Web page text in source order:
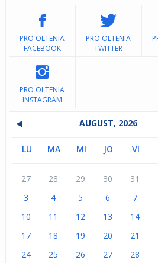
PRO OLTENIA
FACEBOOK
PRO OLTENIA
TWITTER
PRO OLTENIA
INSTAGRAM
◀ AUGUST, 2026
LU MA MI JO VI
27 28 29 30 31
3
4 5 6 7
10
11 12 13 14
17
18 19 20 21
24
25 26 27 28